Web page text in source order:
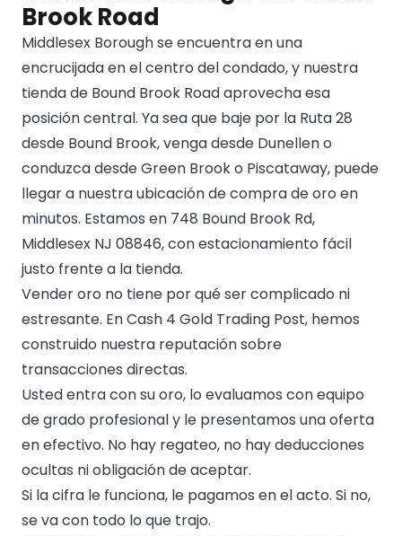
Brook Road
Middlesex Borough se encuentra en una
encrucijada en el centro del condado, y nuestra
tienda de Bound Brook Road aprovecha esa
posición central. Ya sea que baje por la Ruta 28
desde Bound Brook, venga desde Dunellen o
conduzca desde Green Brook o Piscataway, puede
llegar a nuestra ubicación de compra de oro en
minutos. Estamos en 748 Bound Brook Rd,
Middlesex NJ 08846, con estacionamiento fácil
justo frente a la tienda.
Vender oro no tiene por qué ser complicado ni
estresante. En Cash 4 Gold Trading Post, hemos
construido nuestra reputación sobre
transacciones directas.
Usted entra con su oro, lo evaluamos con equipo
de grado profesional y le presentamos una oferta
en efectivo. No hay regateo, no hay deducciones
ocultas ni obligación de aceptar.
Si la cifra le funciona, le pagamos en el acto. Si no,
se va con todo lo que trajo.